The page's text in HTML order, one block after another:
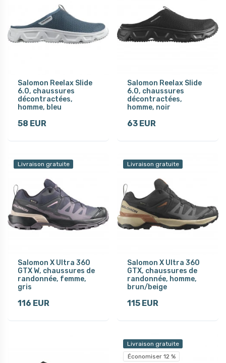
Salomon Reelax Slide
6.0, chaussures
décontractées,
homme, bleu
58 EUR
Salomon Reelax Slide
6.0, chaussures
décontractées,
homme, noir
63 EUR
Livraison gratuite
Salomon X Ultra 360
GTX W, chaussures de
randonnée, femme,
gris
116 EUR
Livraison gratuite
Salomon X Ultra 360
GTX, chaussures de
randonnée, homme,
brun/beige
115 EUR
Livraison gratuite
Économiser 12 %